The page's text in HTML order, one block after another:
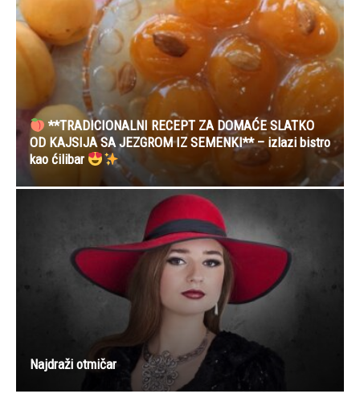
**TRADICIONALNI RECEPT ZA DOMAĆE SLATKO
OD KAJSIJA SA JEZGROM IZ SEMENKI** – izlazi bistro
kao ćilibar
Najdraži otmičar